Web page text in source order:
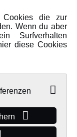
Cookies die zur
Wenn du aber
Surfverhalten
diese Cookies